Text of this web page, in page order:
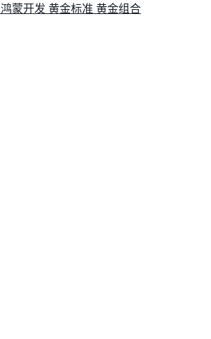
鸿蒙开发 黄金标准 黄金组合